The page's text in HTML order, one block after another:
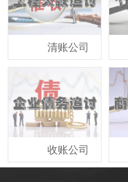
清账公司
收账公司